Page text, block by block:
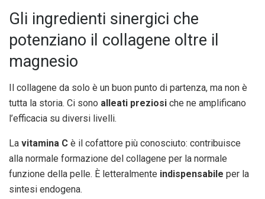
Gli ingredienti sinergici che
potenziano il collagene oltre il
magnesio
Il collagene da solo è un buon punto di partenza, ma non è
tutta la storia. Ci sono alleati preziosi che ne amplificano
l’efficacia su diversi livelli.
La vitamina C è il cofattore più conosciuto: contribuisce
alla normale formazione del collagene per la normale
funzione della pelle. È letteralmente indispensabile per la
sintesi endogena.